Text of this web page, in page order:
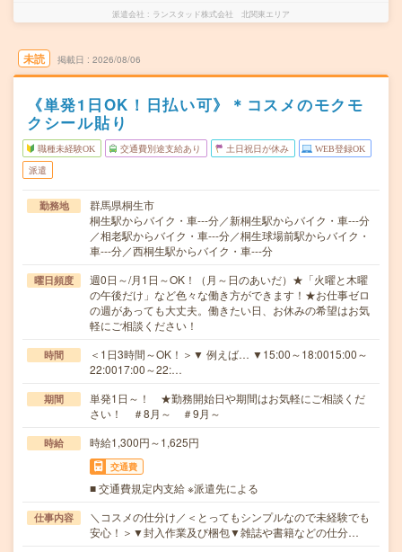
派遣会社 ランスタッド株式会社 北関東エリア
未読 掲載日 2026/08/06
《単発1日OK！日払い可》＊コスメのモクモ
クシール貼り
職種未経験OK 交通費別途支給あり 土日祝日が休み WEB登録OK
派遣
勤務地
群馬県桐生市
桐生駅からバイク・車---分／新桐生駅からバイク・車---分
／相老駅からバイク・車---分／桐生球場前駅からバイク・
車---分／西桐生駅からバイク・車---分
曜日頻度
週0日～/月1日～OK！（月～日のあいだ）★「火曜と木曜
の午後だけ」など色々な働き方ができます！★お仕事ゼロ
の週があっても大丈夫。働きたい日、お休みの希望はお気
軽にご相談ください！
時間
＜1日3時間～OK！＞▼ 例えば… ▼15:00～18:0015:00～
22:0017:00～22:…
期間
単発1日～！ ★勤務開始日や期間はお気軽にご相談くだ
さい！ ＃8月～ ＃9月～
時給 時給1,300円～1,625円
交通費
■ 交通費規定内支給 ※派遣先による
仕事内容
＼コスメの仕分け／＜とってもシンプルなので未経験でも
安心！＞▼封入作業及び梱包▼雑誌や書籍などの仕分…